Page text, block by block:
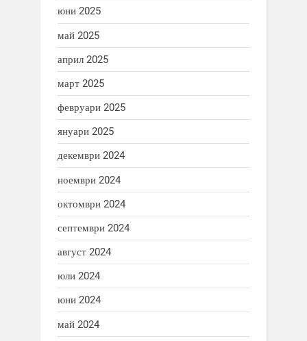
юни 2025
май 2025
април 2025
март 2025
февруари 2025
януари 2025
декември 2024
ноември 2024
октомври 2024
септември 2024
август 2024
юли 2024
юни 2024
май 2024